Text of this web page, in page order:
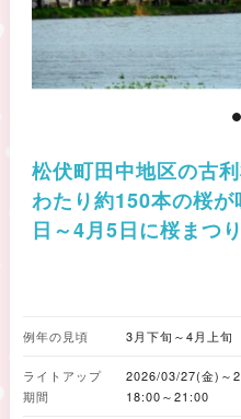
松伏町田中地区の古
わたり約150本の桜
日～4月5日に桜まつ
例年の見頃 3月下旬～4月上旬
ライトアップ
期間
2026/03/27(金)～
18:00～21:00